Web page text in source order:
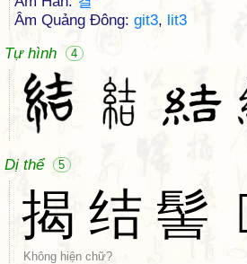
Âm Quảng Đông: git3, lit3
Tự hình
4
Dị thể 5
揭 结 髻
Không hiện chữ?